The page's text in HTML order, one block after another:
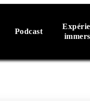
Podcast